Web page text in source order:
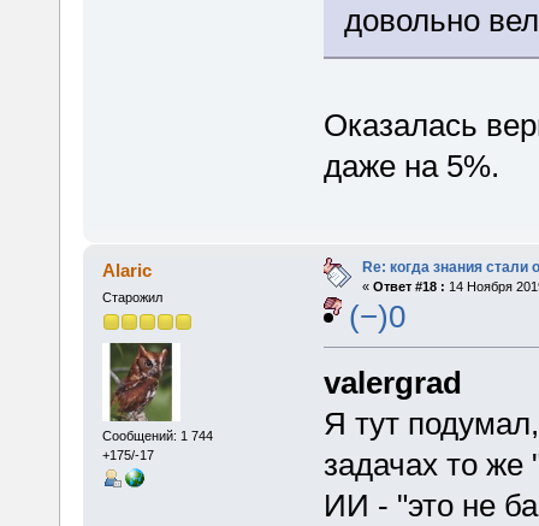
довольно
Оказалась
даже на 5%.
Alaric
Старожил
Сообщений: 1 744
+175/-17
Re: когда знания стали
« Ответ #18 : 14 Ноября
(−)0
valergrad
Я тут
задачах то же
ИИ - "это не